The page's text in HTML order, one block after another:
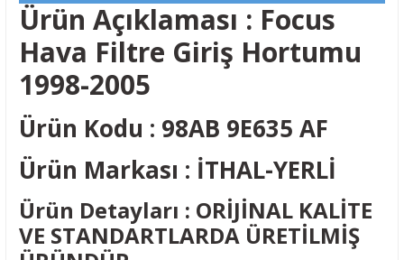
Ürün Açıklaması : Focus
Hava Filtre Giriş Hortumu
1998-2005
Ürün Kodu : 98AB 9E635 AF
Ürün Markası : İTHAL-YERLİ
Ürün Detayları : ORİJİNAL KALİTE
VE STANDARTLARDA ÜRETİLMİŞ